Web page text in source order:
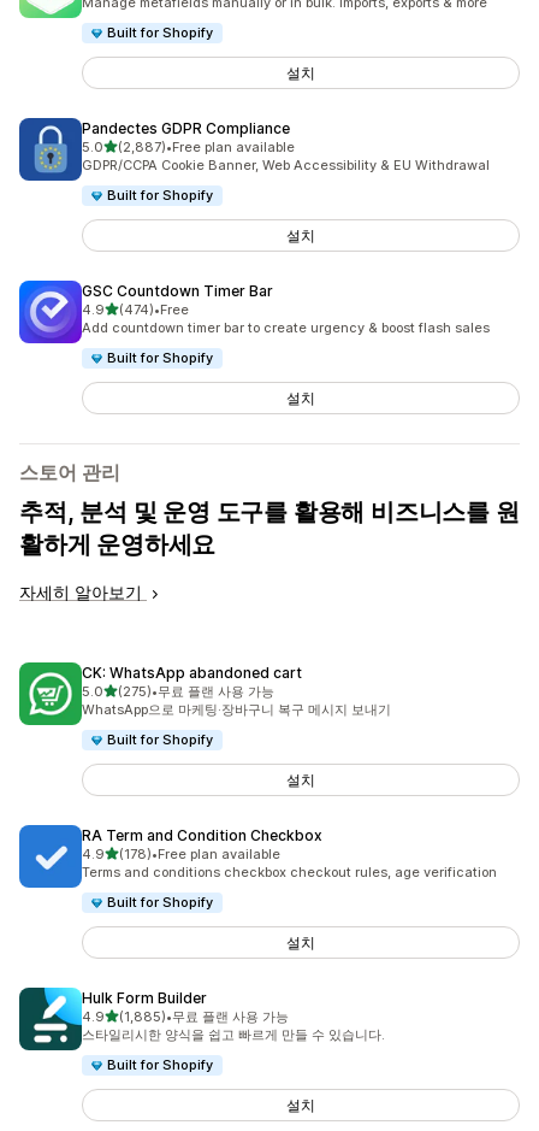
Built for Shopify
설치
Pandectes GDPR Compliance
5.0별 5개 중
(2,887)
총 리뷰 2887개
•Free plan available
GDPR/CCPA Cookie Banner, Web Accessibility & EU Withdrawal
Built for Shopify
설치
GSC Countdown Timer Bar
4.9별 5개 중
(474)
총 리뷰 474개
•Free
Add countdown timer bar to create urgency & boost flash sales
Built for Shopify
설치
스토어 관리
추적, 분석 및 운영 도구를 활용해 비즈니스를 원
활하게 운영하세요
자세히 알아보기
CK: WhatsApp abandoned cart
5.0별 5개 중
(275)
총 리뷰 275개
•무료 플랜 사용 가능
WhatsApp으로 마케팅·장바구니 복구 메시지 보내기
Built for Shopify
설치
RA Term and Condition Checkbox
4.9별 5개 중
(178)
총 리뷰 178개
•Free plan available
Terms and conditions checkbox checkout rules, age verification
Built for Shopify
설치
Hulk Form Builder
4.9별 5개 중
(1,885)
총 리뷰 1885개
•무료 플랜 사용 가능
스타일리시한 양식을 쉽고 빠르게 만들 수 있습니다.
Built for Shopify
설치